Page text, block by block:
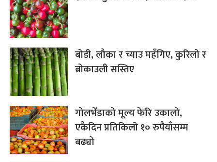
बोडी, लौका र च्याउ महँगिए, कुरिलो र
ब्रोकाउली सस्तिए
गोलभेँडाको मूल्य फेरि उकालो,
एकैदिन प्रतिकिलो १० रुपैयाँसम्म
बढ्यो